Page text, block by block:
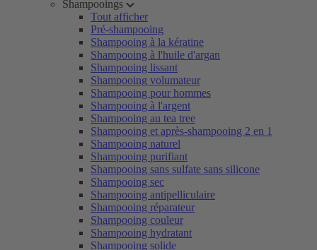
Shampooings
Tout afficher
Pré-shampooing
Shampooing à la kératine
Shampooing à l'huile d'argan
Shampooing lissant
Shampooing volumateur
Shampooing pour hommes
Shampooing à l'argent
Shampooing au tea tree
Shampooing et après-shampooing 2 en 1
Shampooing naturel
Shampooing purifiant
Shampooing sans sulfate sans silicone
Shampooing sec
Shampooing antipelliculaire
Shampooing réparateur
Shampooing couleur
Shampooing hydratant
Shampooing solide